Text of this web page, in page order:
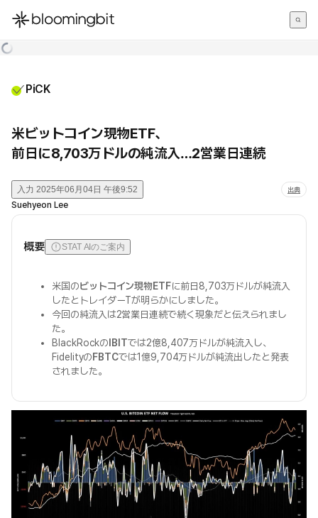
한국어
PiCK
米ビットコイン現物ETF、
前日に8,703万ドルの純流入…2営業日連続
入力 2025年06月04日 午後9:52 出典
Suehyeon Lee
概要 STAT AIのご案内
米国のビットコイン現物ETFに前日8,703万ドルが純流入
したとトレイダーTが明らかにしました。
今回の純流入は2営業日連続で続く現象だと伝えられまし
た。
BlackRockの IBITでは2億8,407万ドルが純流入し、
FidelityのFBTCでは1億9,704万ドルが純流出したと発表
されました。